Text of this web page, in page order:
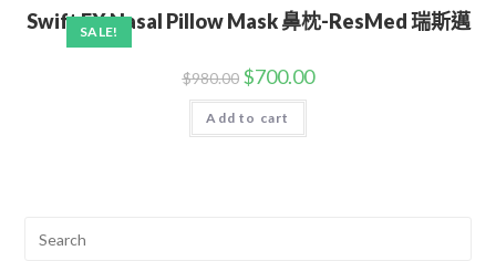
SALE!
Swift FX Nasal Pillow Mask 鼻枕-ResMed 瑞斯邁
$980.00 $700.00
Add to cart